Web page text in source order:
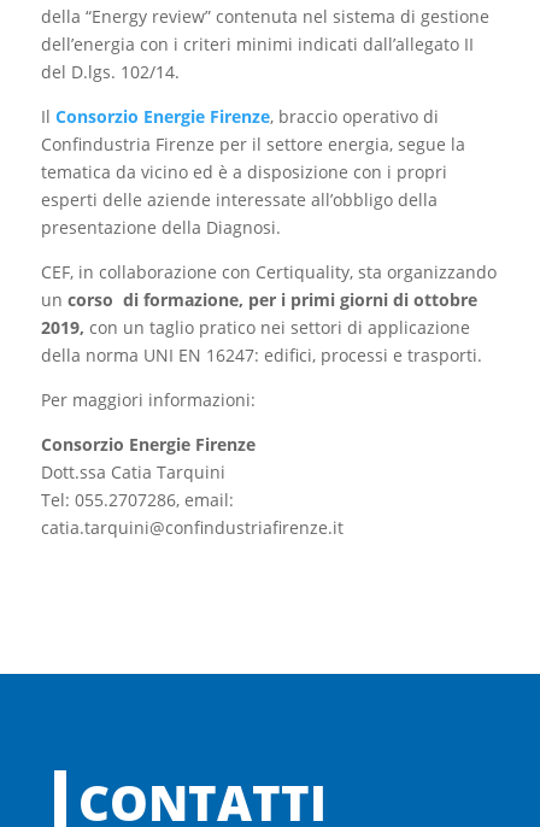
della “Energy review” contenuta nel sistema di gestione
dell’energia con i criteri minimi indicati dall’allegato II
del D.lgs. 102/14.
Il Consorzio Energie Firenze, braccio operativo di
Confindustria Firenze per il settore energia, segue la
tematica da vicino ed è a disposizione con i propri
esperti delle aziende interessate all’obbligo della
presentazione della Diagnosi.
CEF, in collaborazione con Certiquality, sta organizzando
un corso di formazione, per i primi giorni di ottobre
2019, con un taglio pratico nei settori di applicazione
della norma UNI EN 16247: edifici, processi e trasporti.
Per maggiori informazioni:
Consorzio Energie Firenze
Dott.ssa Catia Tarquini
Tel: 055.2707286, email:
catia.tarquini@confindustriafirenze.it
CONTATTI